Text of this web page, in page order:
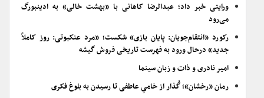
ورایتی خبر داد؛ عبدالرضا کاهانی با «بهشت خالی» به ادینبورگ
می‌رود
رکورد «انتقام‌جویان: پایان بازی» شکست؛ «مرد عنکبوتی: روز کاملاً
جدید» درحال ورود به فهرست تاریخی فروش گیشه
امیر نادری و ذات و زبان سینما
رمان «رخشان»؛ گُذار از خامیِ عاطفی تا رسیدن به بلوغ فکری